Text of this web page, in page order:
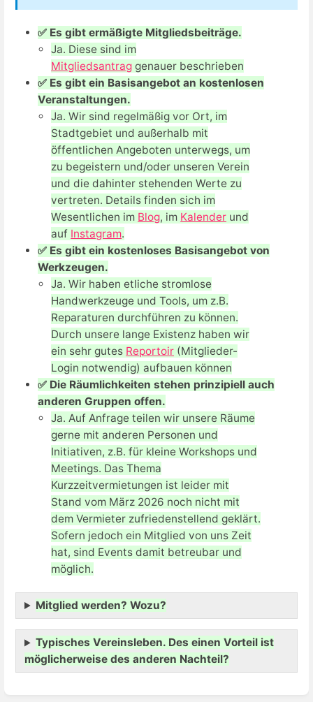
✅ Es gibt ermäßigte Mitgliedsbeiträge.
Ja. Diese sind im
Mitgliedsantrag genauer beschrieben
✅ Es gibt ein Basisangebot an kostenlosen
Veranstaltungen.
Ja. Wir sind regelmäßig vor Ort, im
Stadtgebiet und außerhalb mit
öffentlichen Angeboten unterwegs, um
zu begeistern und/oder unseren Verein
und die dahinter stehenden Werte zu
vertreten. Details finden sich im
Wesentlichen im Blog, im Kalender und
auf Instagram.
✅ Es gibt ein kostenloses Basisangebot von
Werkzeugen.
Ja. Wir haben etliche stromlose
Handwerkzeuge und Tools, um z.B.
Reparaturen durchführen zu können.
Durch unsere lange Existenz haben wir
ein sehr gutes Reportoir (Mitglieder-
Login notwendig) aufbauen können
✅ Die Räumlichkeiten stehen prinzipiell auch
anderen Gruppen offen.
Ja. Auf Anfrage teilen wir unsere Räume
gerne mit anderen Personen und
Initiativen, z.B. für kleine Workshops und
Meetings. Das Thema
Kurzzeitvermietungen ist leider mit
Stand vom März 2026 noch nicht mit
dem Vermieter zufriedenstellend geklärt.
Sofern jedoch ein Mitglied von uns Zeit
hat, sind Events damit betreubar und
möglich.
Mitglied werden? Wozu?
Typisches Vereinsleben. Des einen Vorteil ist
möglicherweise des anderen Nachteil?